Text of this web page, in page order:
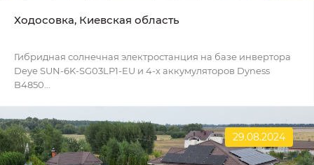
Ходосовка, Киевская область
Гибридная солнечная электростанция на базе инвертора
Deye SUN-6K-SG03LP1-EU и 4-х аккумуляторов Dyness
B4850...
29.08.2024